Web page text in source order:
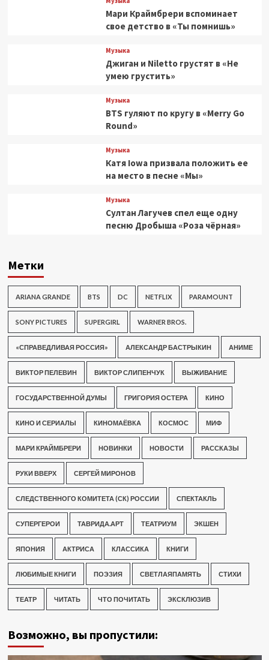
Мари Краймбрери вспоминает
свое детство в «Ты помнишь»
Музыка
Джиган и Niletto грустят в «Не
умею грустить»
Музыка
BTS гуляют по кругу в «Merry Go
Round»
Музыка
Катя Iowa призвала положить ее
на место в песне «Мы»
Музыка
Султан Лагучев спел еще одну
песню Дробыша «Роза чёрная»
Метки
ARIANA GRANDE BTS DC NETFLIX PARAMOUNT
SONY PICTURES SUPERGIRL WARNER BROS.
«СПРАВЕДЛИВАЯ РОССИЯ» АЛЕКСАНДР БАСТРЫКИН АНИМЕ
ВИКТОР ПЕЛЕВИН ВИКТОР СЛИПЕНЧУК ВЫЖИВАНИЕ
ГОСУДАРСТВЕННОЙ ДУМЫ ГРИГОРИЯ ОСТЕРА КИНО
КИНО И СЕРИАЛЫ КИНОМАЁВКА КОСМОС МИФ
МАРИ КРАЙМБРЕРИ НОВИНКИ НОВОСТИ РАССКАЗЫ
РУКИ ВВЕРХ СЕРГЕЙ МИРОНОВ
СЛЕДСТВЕННОГО КОМИТЕТА (СК) РОССИИ СПЕКТАКЛЬ
СУПЕРГЕРОИ ТАВРИДА.АРТ ТЕАТРИУМ ЭКШЕН
ЯПОНИЯ АКТРИСА КЛАССИКА КНИГИ
ЛЮБИМЫЕ КНИГИ ПОЭЗИЯ СВЕТЛАЯПАМЯТЬ СТИХИ
ТЕАТР ЧИТАТЬ ЧТО ПОЧИТАТЬ ЭКСКЛЮЗИВ
Возможно, вы пропустили: